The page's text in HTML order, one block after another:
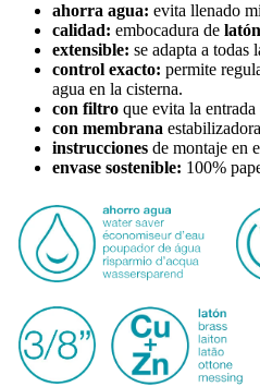
ahorra agua: evita llenado
calidad: embocadura de
extensible: se adapta a todas
control exacto: permite
agua en la cisterna.
con filtro que evita la
con membrana
instrucciones de montaje en
envase sostenible: 100%